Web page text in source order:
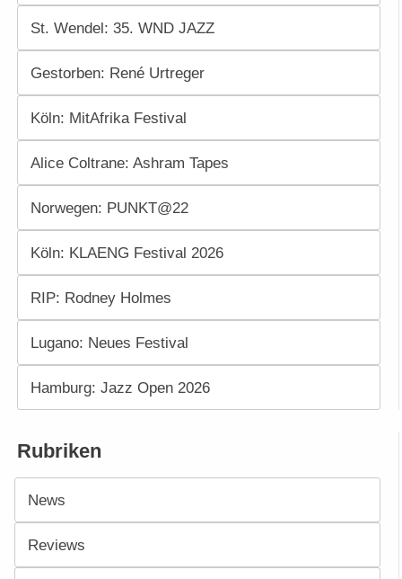
St. Wendel: 35. WND JAZZ
Gestorben: René Urtreger
Köln: MitAfrika Festival
Alice Coltrane: Ashram Tapes
Norwegen: PUNKT@22
Köln: KLAENG Festival 2026
RIP: Rodney Holmes
Lugano: Neues Festival
Hamburg: Jazz Open 2026
Rubriken
News
Reviews